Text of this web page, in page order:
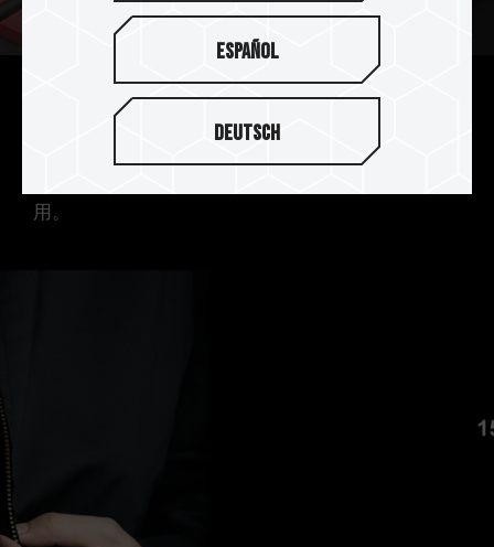
Type-C 多種相容 插上就能用
Type-C 傳輸介面相容多種 USB 3.2 及 USB 2.0 電
用。
Español
Deutsch